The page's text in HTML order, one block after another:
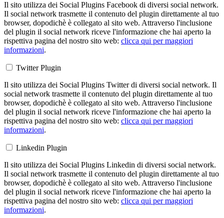
Il sito utilizza dei Social Plugins Facebook di diversi social network.
Il social network trasmette il contenuto del plugin direttamente al tuo
browser, dopodichè è collegato al sito web. Attraverso l'inclusione
del plugin il social network riceve l'informazione che hai aperto la
rispettiva pagina del nostro sito web: clicca qui per maggiori
informazioni.
Twitter Plugin
Il sito utilizza dei Social Plugins Twitter di diversi social network. Il
social network trasmette il contenuto del plugin direttamente al tuo
browser, dopodichè è collegato al sito web. Attraverso l'inclusione
del plugin il social network riceve l'informazione che hai aperto la
rispettiva pagina del nostro sito web: clicca qui per maggiori
informazioni.
Linkedin Plugin
Il sito utilizza dei Social Plugins Linkedin di diversi social network.
Il social network trasmette il contenuto del plugin direttamente al tuo
browser, dopodichè è collegato al sito web. Attraverso l'inclusione
del plugin il social network riceve l'informazione che hai aperto la
rispettiva pagina del nostro sito web: clicca qui per maggiori
informazioni.